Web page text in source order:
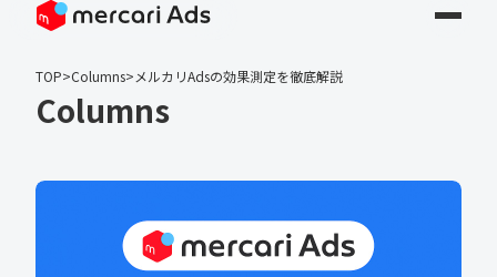
TOP>Columns> メルカリAdsの効果測定を徹底解説
Columns